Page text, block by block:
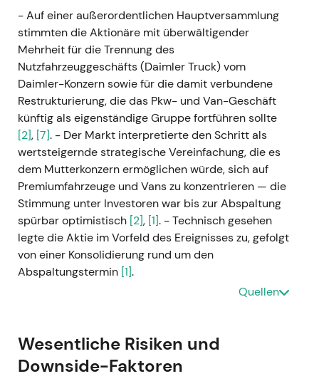
- Auf einer außerordentlichen Hauptversammlung
stimmten die Aktionäre mit überwältigender
Mehrheit für die Trennung des
Nutzfahrzeuggeschäfts (Daimler Truck) vom
Daimler-Konzern sowie für die damit verbundene
Restrukturierung, die das Pkw- und Van-Geschäft
künftig als eigenständige Gruppe fortführen sollte
[2], [7]. - Der Markt interpretierte den Schritt als
wertsteigernde strategische Vereinfachung, die es
dem Mutterkonzern ermöglichen würde, sich auf
Premiumfahrzeuge und Vans zu konzentrieren — die
Stimmung unter Investoren war bis zur Abspaltung
spürbar optimistisch [2], [1]. - Technisch gesehen
legte die Aktie im Vorfeld des Ereignisses zu, gefolgt
von einer Konsolidierung rund um den
Abspaltungstermin [1].
Truck
- Der Abspaltungsprozess wurde abgeschlossen
Quellen
Wesentliche Risiken und
Downside-Faktoren